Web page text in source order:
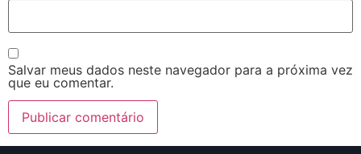
Salvar meus dados neste navegador para a próxima vez
que eu comentar.